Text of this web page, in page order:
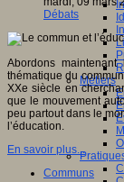
Métiers
Débats
Abordons
thématique du
XXe siècle en
que le mouvement
peu partout dans le
l’éducation.
En savoir plus...
Communs